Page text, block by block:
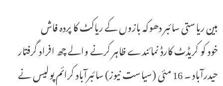
بین ریاستی سائبر دھوکہ بازوں کے ریاکٹ کا پردہ فاش
خود کو کریڈٹ کارڈ نمائندے ظاہر کرنے والے چھ افراد گرفتار
حیدرآباد ۔ 16 مئی (سیاست نیوز) سائبرآباد کرائم پولیس نے